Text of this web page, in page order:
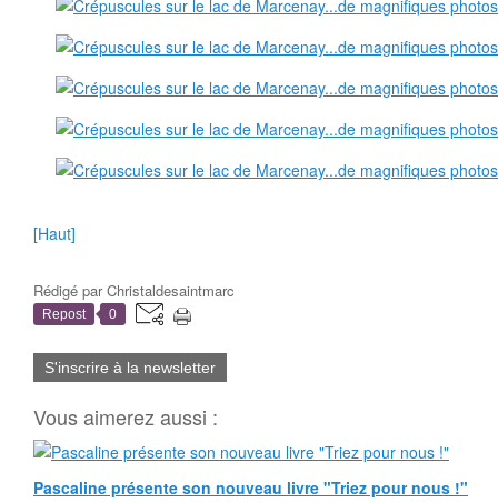
[Haut]
Rédigé parChristaldesaintmarc
Repost 0
S'inscrire à la newsletter
Vous aimerez aussi :
Pascaline présente son nouveau livre "Triez pour nous !"